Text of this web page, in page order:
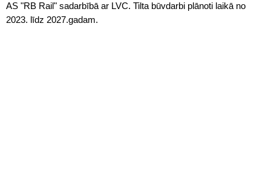
AS "RB Rail" sadarbībā ar LVC. Tilta būvdarbi plānoti laikā no
2023. līdz 2027.gadam.